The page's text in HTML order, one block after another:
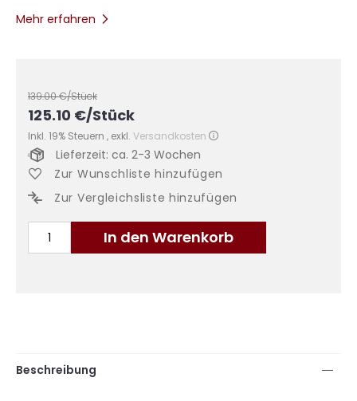
Mehr erfahren
139.00€/Stück
125.10 €/Stück
Inkl. 19% Steuern , exkl. Versandkosten
In den Warenkorb
Lieferzeit: ca. 2-3 Wochen
Zur Wunschliste hinzufügen
Zur Vergleichsliste hinzufügen
Beschreibung